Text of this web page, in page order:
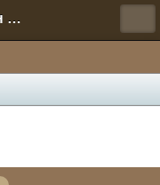
Форум онлайн игры "Новая Эра" (Нюра Биз)